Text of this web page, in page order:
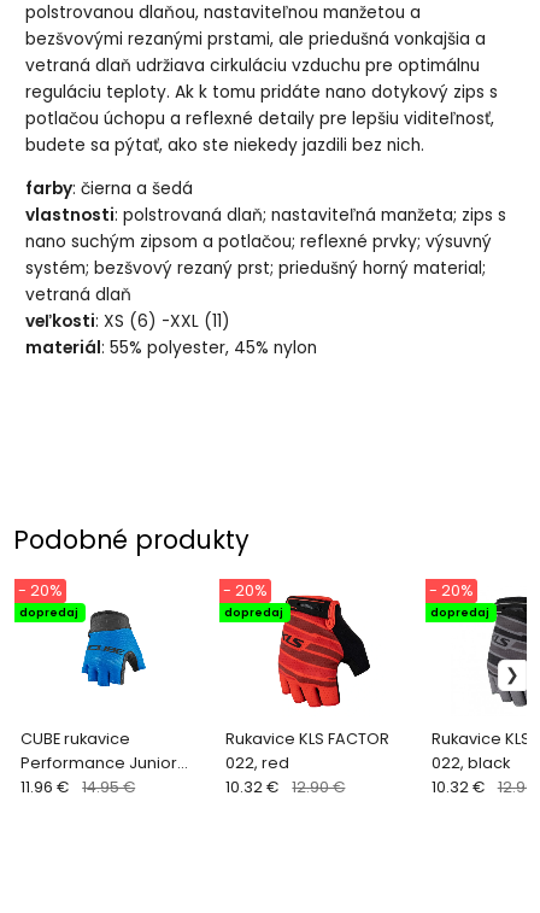
polstrovanou dlaňou, nastaviteľnou manžetou a
bezšvovými rezanými prstami, ale priedušná vonkajšia a
vetraná dlaň udržiava cirkuláciu vzduchu pre optimálnu
reguláciu teploty. Ak k tomu pridáte nano dotykový zips s
potlačou úchopu a reflexné detaily pre lepšiu viditeľnosť,
budete sa pýtať, ako ste niekedy jazdili bez nich.
farby: čierna a šedá
vlastnosti: polstrovaná dlaň; nastaviteľná manžeta; zips s
nano suchým zipsom a potlačou; reflexné prvky; výsuvný
systém; bezšvový rezaný prst; priedušný horný material;
vetraná dlaň
veľkosti: XS (6) -XXL (11)
materiál: 55% polyester, 45% nylon
Podobné produkty
CUBE rukavice
Performance Junior
bezprstové
dopredaj
- 20%
11.96 € 14.95 €
Rukavice KLS FACTOR
022, red
dopredaj
- 20%
10.32 € 12.90 €
Rukavice KLS
022, black
dopredaj
- 20%
10.32 €